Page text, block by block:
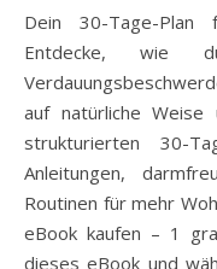
Dein 30-Tage-Plan für eine starke Darmgesundheit
Entdecke, wie
auf natürliche Weise
strukturierten 30-
Anleitungen,
Routinen für mehr
eBook kaufen – 1
dieses eBook und